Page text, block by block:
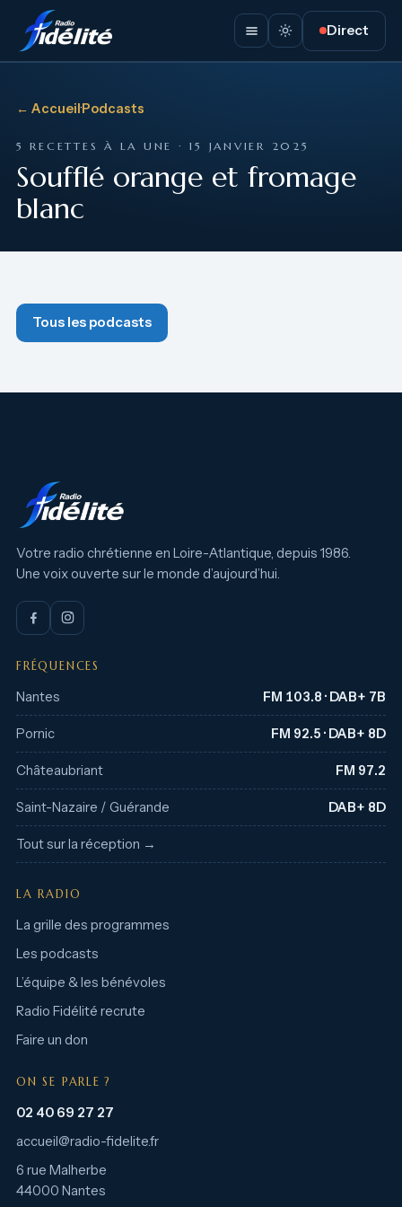
Direct
← Accueil·Podcasts
5 RECETTES À LA UNE · 15 JANVIER 2025
Soufflé orange et fromage
blanc
Tous les podcasts
Votre radio chrétienne en Loire-Atlantique, depuis 1986.
Une voix ouverte sur le monde d’aujourd’hui.
FRÉQUENCES
Nantes FM 103.8 · DAB+ 7B
Pornic FM 92.5 · DAB+ 8D
Châteaubriant FM 97.2
Saint-Nazaire / Guérande DAB+ 8D
Tout sur la réception →
LA RADIO
La grille des programmes
Les podcasts
L’équipe & les bénévoles
Radio Fidélité recrute
Faire un don
ON SE PARLE ?
02 40 69 27 27
accueil@radio-fidelite.fr
6 rue Malherbe
44000 Nantes